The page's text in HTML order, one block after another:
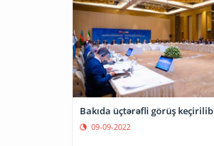
Bakıda üçtərəfli görüş keçirilib
09-09-2022